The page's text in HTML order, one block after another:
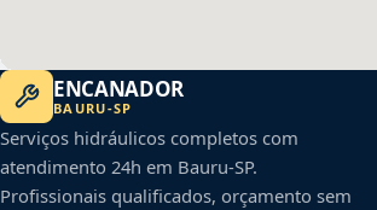
ENCANADOR
BAURU-SP
Serviços hidráulicos completos com
atendimento 24h em Bauru-SP.
Profissionais qualificados, orçamento sem